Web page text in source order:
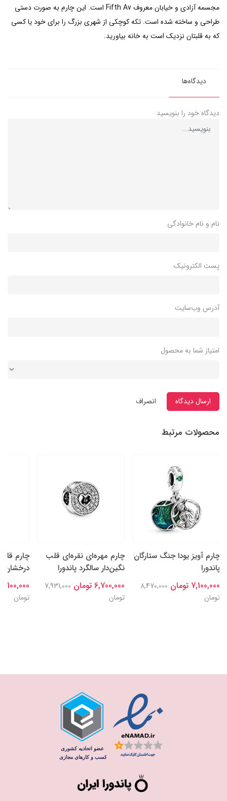
مجسمه آزادی و خیابان معروف Fifth Av است. این چارم به صورت دستی
طراحی و ساخته شده است. تکه کوچکی از شهری بزرگ را برای خود یا کسی
که به قلبتان نزدیک است به خانه بیاورید.
دیدگاه‌ها
دیدگاه خود را بنویسید
نام و نام خانوادگی
پست الکترونیک
آدرس وب‌سایت
امتیاز شما به محصول
ارسال دیدگاه انصراف
محصولات مرتبط
چارم آویز یودا جنگ ستارگان
پاندورا
7,100,000 تومان
8,470,000
تومان
چارم مهره‌ای نقره‌ای قلب
نگین‌دار سالگرد پاندورا
6,700,000 تومان
7,931,000
تومان
چارم
درخشان
7,100,000 تومان
تومان